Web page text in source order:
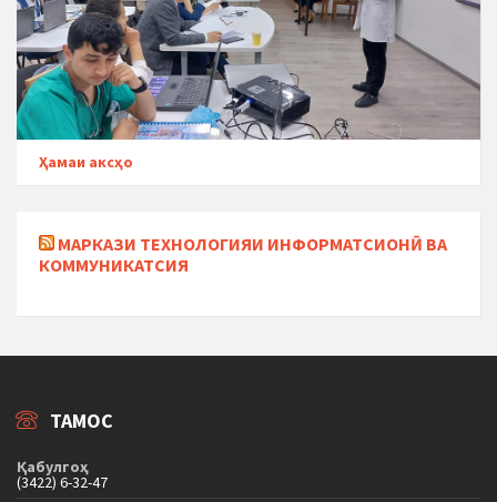
Ҳамаи аксҳо
МАРКАЗИ ТЕХНОЛОГИЯИ ИНФОРМАТСИОНӢ ВА
КОММУНИКАТСИЯ
ТАМОС
Қабулгоҳ
(3422) 6-32-47